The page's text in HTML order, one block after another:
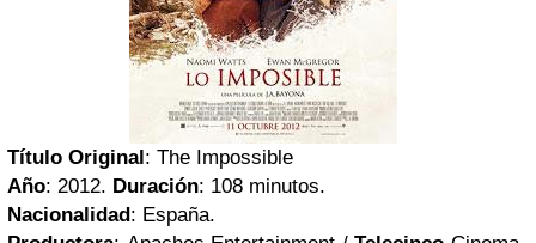
Título Original: The Impossible
Año: 2012. Duración: 108 minutos.
Nacionalidad: España.